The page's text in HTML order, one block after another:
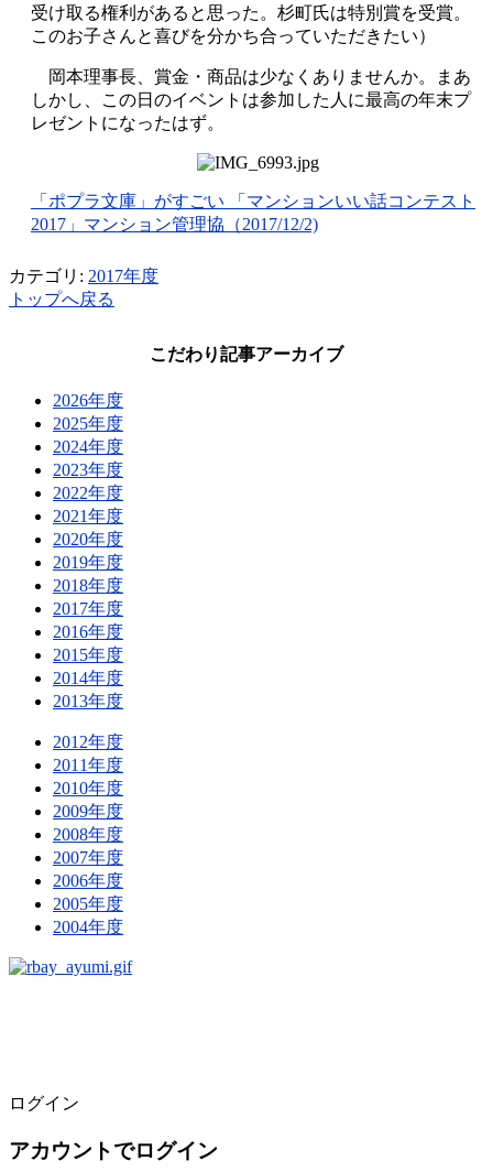
受け取る権利があると思った。杉町氏は特別賞を受賞。
このお子さんと喜びを分かち合っていただきたい）
岡本理事長、賞金・商品は少なくありませんか。まあ
しかし、この日のイベントは参加した人に最高の年末プ
レゼントになったはず。
「ポプラ文庫」がすごい 「マンションいい話コンテスト
2017」マンション管理協（2017/12/2)
カテゴリ: 2017年度
トップへ戻る
こだわり記事アーカイブ
2026年度
2025年度
2024年度
2023年度
2022年度
2021年度
2020年度
2019年度
2018年度
2017年度
2016年度
2015年度
2014年度
2013年度
2012年度
2011年度
2010年度
2009年度
2008年度
2007年度
2006年度
2005年度
2004年度
ログイン
アカウントでログイン